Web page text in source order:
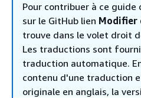
Pour contribuer à ce
sur le GitHub lien Modifier
trouve dans le volet droit
Les traductions sont
traduction automatique.
contenu d'une traduction
originale en anglais, la